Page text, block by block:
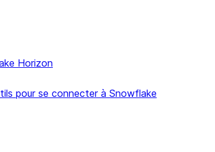
Horizon
pour se connecter à Snowflake